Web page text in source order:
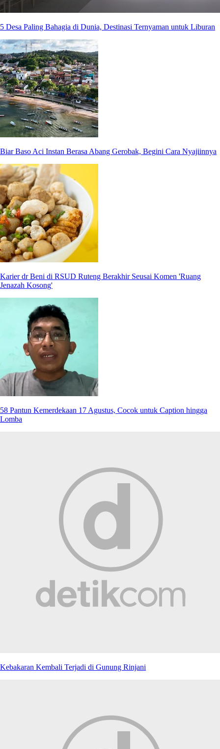
5 Desa Paling Bahagia di Dunia, Destinasi Ternyaman untuk Liburan
Biar Baso Aci Instan Berasa Abang Gerobak, Begini Cara Nyajiinnya
Karier dr Beni di RSUD Ruteng Berakhir Seusai Komen 'Ruang
Jenazah Kosong'
58 Pantun Kemerdekaan 17 Agustus, Cocok untuk Caption hingga
Lomba
Kebakaran Kembali Terjadi di Gunung Rinjani